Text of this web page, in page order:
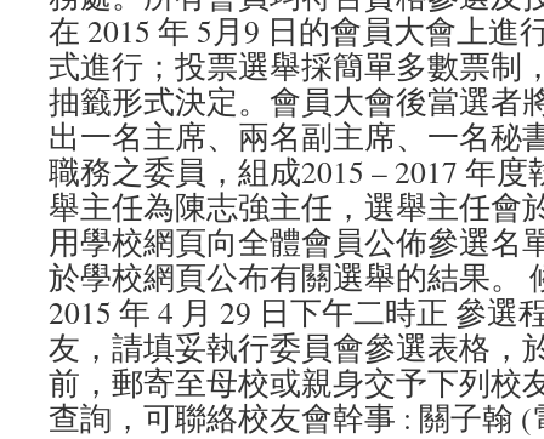
在 2015 年 5月9 日的會員大會上進
式進行；投票選舉採簡單多數票制
抽籤形式決定。會員大會後當選者
出一名主席、兩名副主席、一名秘
職務之委員，組成2015 – 2017 年
舉主任為陳志強主任，選舉主任會
用學校網頁向全體會員公佈參選名
於學校網頁公布有關選舉的結果。
2015 年 4 月 29 日下午二時正 參選
友，請填妥執行委員會參選表格，
前，郵寄至母校或親身交予下列校
查詢，可聯絡校友會幹事 : 關子翰 (